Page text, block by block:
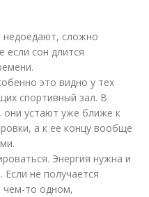
сложно
если сон длится
это видно у тех
спортивный зал. В
они устают уже ближе к
а к ее концу вообще
Энергия нужна и
Если не получается
чем-то одном,